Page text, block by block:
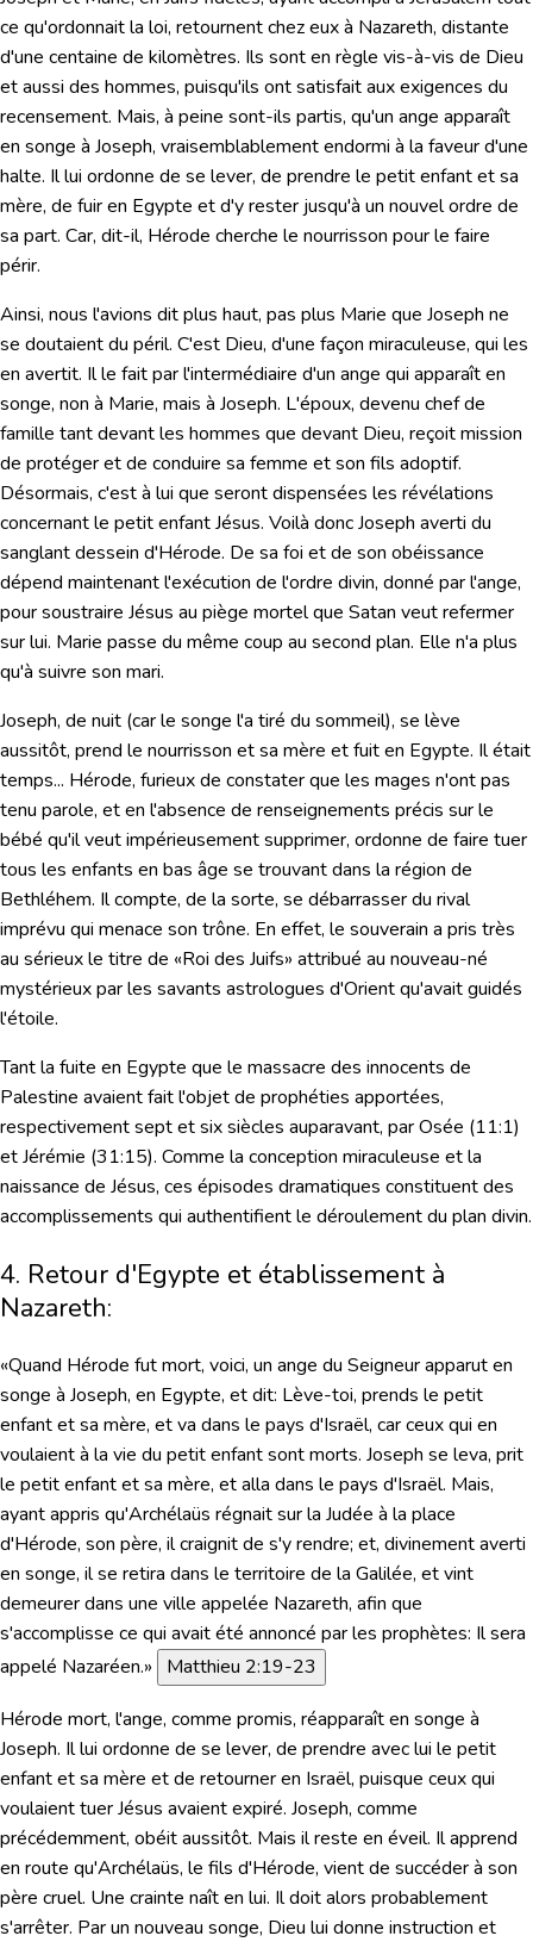
ce qu'ordonnait la loi, retournent chez eux à Nazareth, distante
d'une centaine de kilomètres. Ils sont en règle vis-à-vis de Dieu
et aussi des hommes, puisqu'ils ont satisfait aux exigences du
recensement. Mais, à peine sont-ils partis, qu'un ange apparaît
en songe à Joseph, vraisemblablement endormi à la faveur d'une
halte. Il lui ordonne de se lever, de prendre le petit enfant et sa
mère, de fuir en Egypte et d'y rester jusqu'à un nouvel ordre de
sa part. Car, dit-il, Hérode cherche le nourrisson pour le faire
périr.
Ainsi, nous l'avions dit plus haut, pas plus Marie que Joseph ne
se doutaient du péril. C'est Dieu, d'une façon miraculeuse, qui les
en avertit. Il le fait par l'intermédiaire d'un ange qui apparaît en
songe, non à Marie, mais à Joseph. L'époux, devenu chef de
famille tant devant les hommes que devant Dieu, reçoit mission
de protéger et de conduire sa femme et son fils adoptif.
Désormais, c'est à lui que seront dispensées les révélations
concernant le petit enfant Jésus. Voilà donc Joseph averti du
sanglant dessein d'Hérode. De sa foi et de son obéissance
dépend maintenant l'exécution de l'ordre divin, donné par l'ange,
pour soustraire Jésus au piège mortel que Satan veut refermer
sur lui. Marie passe du même coup au second plan. Elle n'a plus
qu'à suivre son mari.
Joseph, de nuit (car le songe l'a tiré du sommeil), se lève
aussitôt, prend le nourrisson et sa mère et fuit en Egypte. Il était
temps... Hérode, furieux de constater que les mages n'ont pas
tenu parole, et en l'absence de renseignements précis sur le
bébé qu'il veut impérieusement supprimer, ordonne de faire tuer
tous les enfants en bas âge se trouvant dans la région de
Bethléhem. Il compte, de la sorte, se débarrasser du rival
imprévu qui menace son trône. En effet, le souverain a pris très
au sérieux le titre de «Roi des Juifs» attribué au nouveau-né
mystérieux par les savants astrologues d'Orient qu'avait guidés
l'étoile.
Tant la fuite en Egypte que le massacre des innocents de
Palestine avaient fait l'objet de prophéties apportées,
respectivement sept et six siècles auparavant, par Osée (11:1)
et Jérémie (31:15). Comme la conception miraculeuse et la
naissance de Jésus, ces épisodes dramatiques constituent des
accomplissements qui authentifient le déroulement du plan divin.
4. Retour d'Egypte et établissement à
Nazareth:
«Quand Hérode fut mort, voici, un ange du Seigneur apparut en
songe à Joseph, en Egypte, et dit: Lève-toi, prends le petit
enfant et sa mère, et va dans le pays d'Israël, car ceux qui en
voulaient à la vie du petit enfant sont morts. Joseph se leva, prit
le petit enfant et sa mère, et alla dans le pays d'Israël. Mais,
ayant appris qu'Archélaüs régnait sur la Judée à la place
d'Hérode, son père, il craignit de s'y rendre; et, divinement averti
en songe, il se retira dans le territoire de la Galilée, et vint
demeurer dans une ville appelée Nazareth, afin que
s'accomplisse ce qui avait été annoncé par les prophètes: Il sera
appelé Nazaréen.»
Matthieu 2:19-23
Hérode mort, l'ange, comme promis, réapparaît en songe à
Joseph. Il lui ordonne de se lever, de prendre avec lui le petit
enfant et sa mère et de retourner en Israël, puisque ceux qui
voulaient tuer Jésus avaient expiré. Joseph, comme
précédemment, obéit aussitôt. Mais il reste en éveil. Il apprend
en route qu'Archélaüs, le fils d'Hérode, vient de succéder à son
père cruel. Une crainte naît en lui. Il doit alors probablement
s'arrêter. Par un nouveau songe, Dieu lui donne instruction et